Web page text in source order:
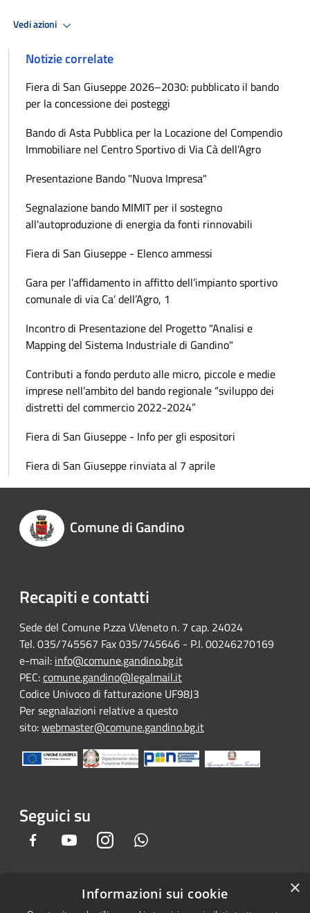
Vedi azioni
Notizie correlate
Fiera di San Giuseppe 2026–2030: pubblicato il bando
per la concessione dei posteggi
Bando di Asta Pubblica per la Locazione del Compendio
Immobiliare nel Centro Sportivo di Via Cà dell’Agro
Presentazione Bando "Nuova Impresa"
Segnalazione bando MIMIT per il sostegno
all'autoproduzione di energia da fonti rinnovabili
Fiera di San Giuseppe - Elenco ammessi
Gara per l’affidamento in affitto dell’impianto sportivo
comunale di via Ca’ dell’Agro, 1
Incontro di Presentazione del Progetto "Analisi e
Mapping del Sistema Industriale di Gandino"
Contributi a fondo perduto alle micro, piccole e medie
imprese nell’ambito del bando regionale “sviluppo dei
distretti del commercio 2022-2024”
Fiera di San Giuseppe - Info per gli espositori
Fiera di San Giuseppe rinviata al 7 aprile
Comune di Gandino
Recapiti e contatti
Sede del Comune P.zza V.Veneto n. 7 cap. 24024
Tel. 035/745567 Fax 035/745646 - P.I. 00246270169
e-mail: info@comune.gandino.bg.it
PEC:comune.gandino@legalmail.it
Codice Univoco di fatturazione UF98J3
Per segnalazioni relative a questo
sito:webmaster@comune.gandino.bg.it
Seguici su
Facebook YoutubeInstagram
RSS
×
Informazioni sui cookie